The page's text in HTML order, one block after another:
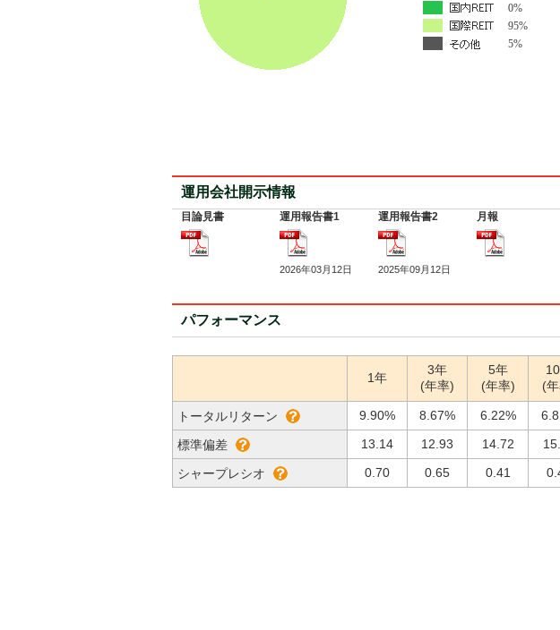
0%
95%
5%
運用会社開示情報
目論見書 運用報告書1
2026年03月12日
運用報告書2
2025年09月12日
月報
パフォーマンス
1年
3年
(年率)
5年
(年率)
(
トータルリターン 9.90% 8.67% 6.22%
標準偏差 13.14 12.93 14.72
シャープレシオ 0.70 0.65 0.41